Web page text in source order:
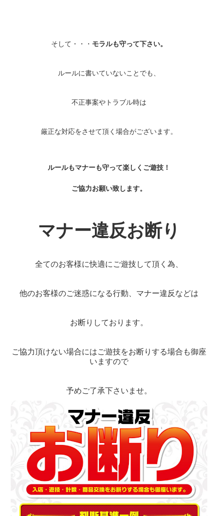
そして・・・ モラルも守って下さい。
ルールに書いていないことでも、
不正事案やトラブル時は
厳正な対応をさせて頂く場合がございます。
ルールもマナーも守って楽しくご遊技！
ご協力お願い致します。
マナー違反お断り
全てのお客様に快適にご遊技して頂く為、
他のお客様のご迷惑になる行動、マナー違反などは
お断りしております。
ご協力頂けない場合にはご遊技をお断りする場合も御座
いますので
予めご了承下さいませ。